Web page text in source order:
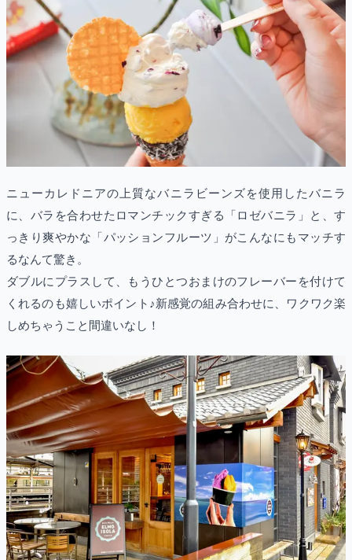
ニューカレドニアの上質なバニラビーンズを使用したバニラ
に、バラを合わせたロマンチックすぎる「ロゼバニラ」と、す
っきり爽やかな「パッションフルーツ」がこんなにもマッチす
るなんて驚き。
ダブルにプラスして、もうひとつおまけのフレーバーを付けて
くれるのも嬉しいポイント♪新感覚の組み合わせに、ワクワク楽
しめちゃうこと間違いなし！